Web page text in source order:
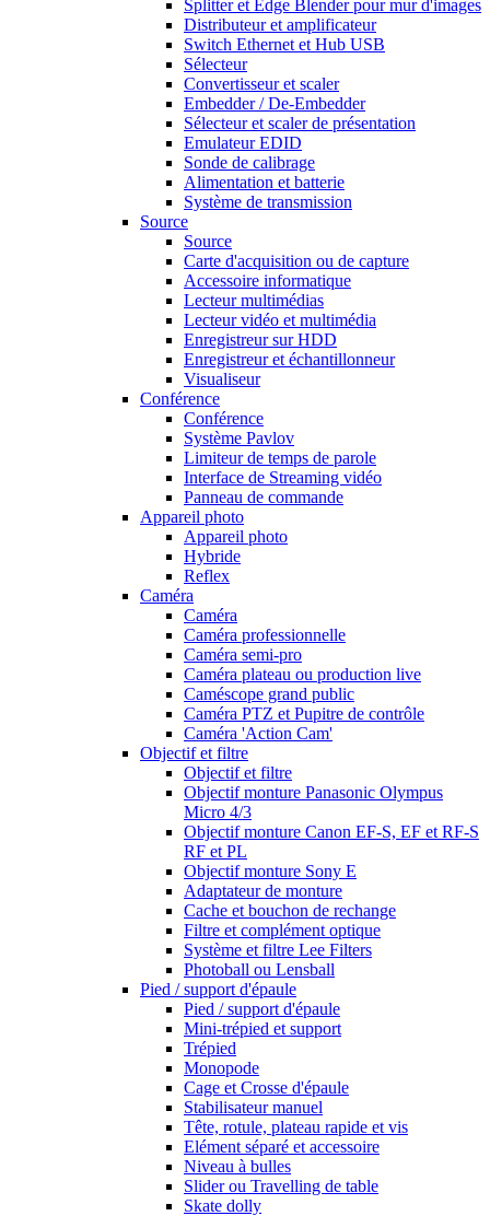
Splitter et Edge Blender pour mur d'images
Distributeur et amplificateur
Switch Ethernet et Hub USB
Sélecteur
Convertisseur et scaler
Embedder / De-Embedder
Sélecteur et scaler de présentation
Emulateur EDID
Sonde de calibrage
Alimentation et batterie
Système de transmission
Source
Source
Carte d'acquisition ou de capture
Accessoire informatique
Lecteur multimédias
Lecteur vidéo et multimédia
Enregistreur sur HDD
Enregistreur et échantillonneur
Visualiseur
Conférence
Conférence
Système Pavlov
Limiteur de temps de parole
Interface de Streaming vidéo
Panneau de commande
Appareil photo
Appareil photo
Hybride
Reflex
Caméra
Caméra
Caméra professionnelle
Caméra semi-pro
Caméra plateau ou production live
Caméscope grand public
Caméra PTZ et Pupitre de contrôle
Caméra 'Action Cam'
Objectif et filtre
Objectif et filtre
Objectif monture Panasonic Olympus
Micro 4/3
Objectif monture Canon EF-S, EF et RF-S
RF et PL
Objectif monture Sony E
Adaptateur de monture
Cache et bouchon de rechange
Filtre et complément optique
Système et filtre Lee Filters
Photoball ou Lensball
Pied / support d'épaule
Pied / support d'épaule
Mini-trépied et support
Trépied
Monopode
Cage et Crosse d'épaule
Stabilisateur manuel
Tête, rotule, plateau rapide et vis
Elément séparé et accessoire
Niveau à bulles
Slider ou Travelling de table
Skate dolly